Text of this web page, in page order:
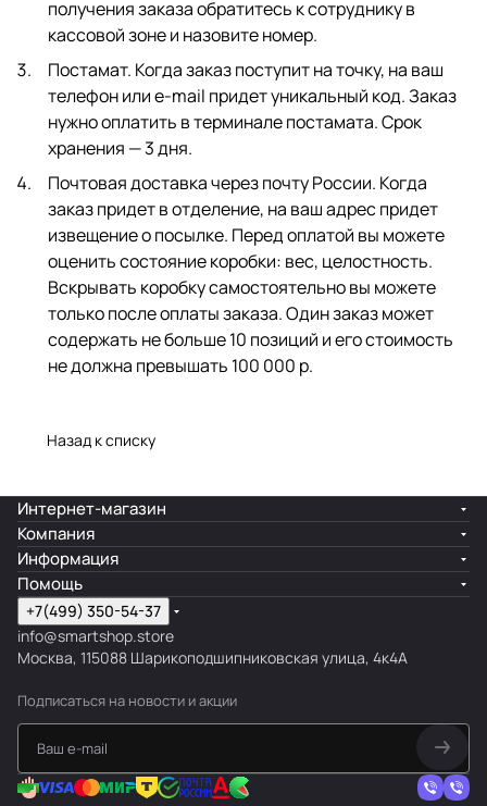
получения заказа обратитесь к сотруднику в
кассовой зоне и назовите номер.
Постамат. Когда заказ поступит на точку, на ваш
телефон или e-mail придет уникальный код. Заказ
нужно оплатить в терминале постамата. Срок
хранения — 3 дня.
Почтовая доставка через почту России. Когда
заказ придет в отделение, на ваш адрес придет
извещение о посылке. Перед оплатой вы можете
оценить состояние коробки: вес, целостность.
Вскрывать коробку самостоятельно вы можете
только после оплаты заказа. Один заказ может
содержать не больше 10 позиций и его стоимость
не должна превышать 100 000 р.
Назад к списку
Интернет-магазин
Компания
Информация
Помощь
+7(499) 350-54-37
info@smartshop.store
Москва, 115088 Шарикоподшипниковская улица, 4к4А
Подписаться на новости и акции